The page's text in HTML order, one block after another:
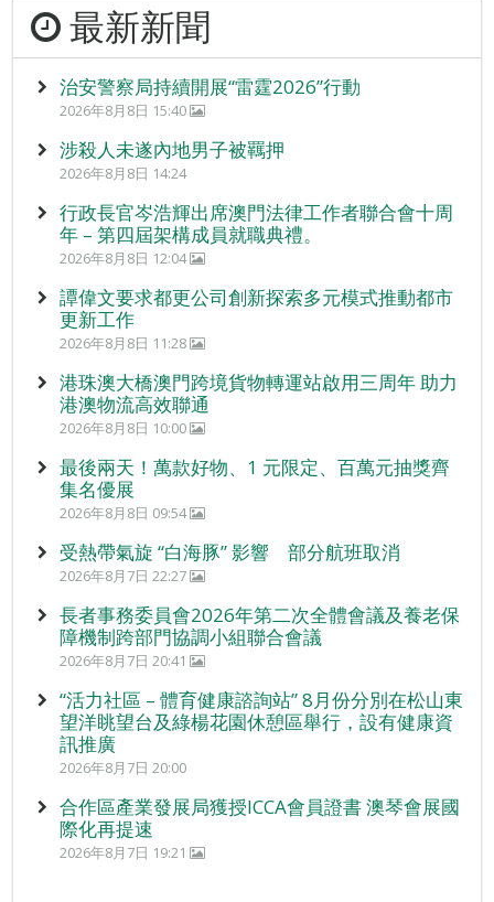
最新新聞
治安警察局持續開展“雷霆2026”行動
2026年8月8日 15:40
涉殺人未遂內地男子被羈押
2026年8月8日 14:24
行政長官岑浩輝出席澳門法律工作者聯合會十周
年 – 第四屆架構成員就職典禮。
2026年8月8日 12:04
譚偉文要求都更公司創新探索多元模式推動都市
更新工作
2026年8月8日 11:28
港珠澳大橋澳門跨境貨物轉運站啟用三周年 助力
港澳物流高效聯通
2026年8月8日 10:00
最後兩天！萬款好物、1 元限定、百萬元抽獎齊
集名優展
2026年8月8日 09:54
受熱帶氣旋 “白海豚” 影響 部分航班取消
2026年8月7日 22:27
長者事務委員會2026年第二次全體會議及養老保
障機制跨部門協調小組聯合會議
2026年8月7日 20:41
“活力社區 – 體育健康諮詢站” 8月份分別在松山東
望洋眺望台及綠楊花園休憩區舉行，設有健康資
訊推廣
2026年8月7日 20:00
合作區產業發展局獲授ICCA會員證書 澳琴會展國
際化再提速
2026年8月7日 19:21